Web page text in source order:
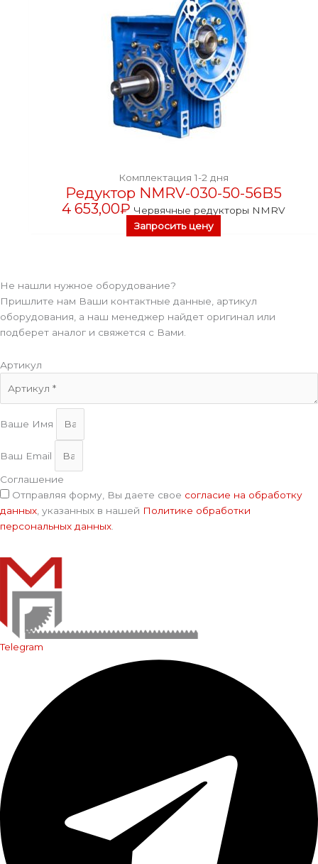
Комплектация 1-2 дня
Редуктор NMRV-030-50-56B5
4 653,00₽ Червячные редукторы NMRV
Запросить цену
Не нашли нужное оборудование?
Пришлите нам Ваши контактные данные, артикул
оборудования, а наш менеджер найдет оригинал или
подберет аналог и свяжется с Вами.
Артикул
Ваше Имя
Ваш Email
Соглашение
Отправляя форму, Вы даете свое согласие на обработку
данных , указанных в нашей Политике обработки
персональных данных
Telegram